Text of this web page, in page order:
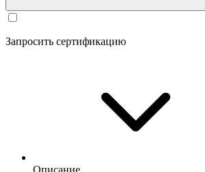
Запросить сертификацию
Описание